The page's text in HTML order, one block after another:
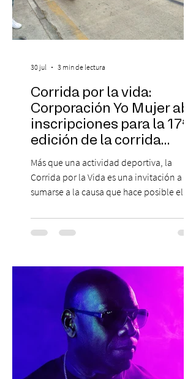
Corrida por la vida:
Corporación Yo Mujer abre
inscripciones para la 17ª
edición de la corrida
solidaria
Más que una actividad deportiva, la
Corrida por la Vida es una invitación a
sumarse a la causa que hace posible el
desarrolla durante todo el año: brindar
orientación, contención y apoyo
experiencia del cáncer de mama y a sus
familias, además de impulsar la detección
temprana, porque la información también
es una forma de acompañar. Con este
propósito, la Corporación realizará la 17ª
Corrida por la Vida, e
30 jul 3 min de lectura